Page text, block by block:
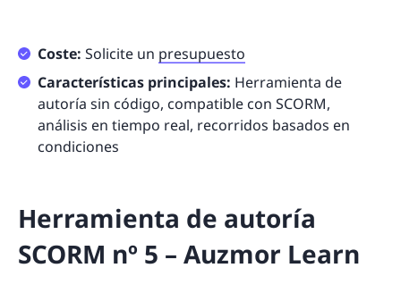
Coste: Solicite un presupuesto
Características principales: Herramienta de
autoría sin código, compatible con SCORM,
análisis en tiempo real, recorridos basados en
condiciones
Herramienta de autoría
SCORM nº 5 – Auzmor Learn